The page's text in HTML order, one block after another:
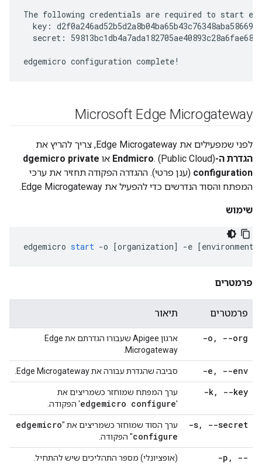
The following credentials are required to start
key:
secret:
edgemicro configuration complete!
Microsoft Edge Microgateway
לפני שמפעילים את Edge Microgateway, צריך להריץ את
הגדרת ה-Endmicro. (Public Cloud) או
dgemicro private
configuration (ענן פרטי). ההגדרה הפקודה תחזיר את ערכי
המפתח והסוד הנדרשים כדי להפעיל את Edge Microgateway.
שימוש
edgemicro start -o [organization] -e [environment
פרמטרים
פרמטרים תיאור
-o , --org
ארגון Apigee שעבורו הגדרתם את Edge
Microgateway.
-e , --env סביבה שהגדרת עבורה את Edge Microgateway.
-k, --key
ערך המפתח שמוחזר כשמריצים את
'
edgemicro configure' הפקודה.
-s, --secret ערך הסוד שמוחזר כשמריצים את "edgemicro
configure" הפקודה.
-p ,
--
(אופציונלי) מספר התהליכים שיש להתחיל.